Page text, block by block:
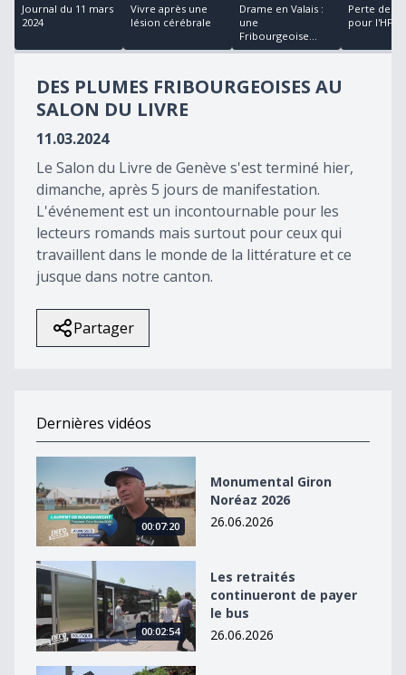
18
minutes,
seconds
Journal du 11 mars
2024
Vivre après une
lésion cérébrale
Drame en Valais :
une
Fribourgeoise...
Perte de
pour l'HFR
DES PLUMES FRIBOURGEOISES AU
SALON DU LIVRE
11.03.2024
Le Salon du Livre de Genève s'est terminé hier,
dimanche, après 5 jours de manifestation.
L'événement est un incontournable pour les
lecteurs romands mais surtout pour ceux qui
travaillent dans le monde de la littérature et ce
jusque dans notre canton.
Partager
Dernières vidéos
Monumental Giron Noréaz 2026
00:07:20
Monumental Giron
Noréaz 2026
26.06.2026
Les retraités continueront de payer le bus
00:02:54
Les retraités
continueront de payer
le bus
26.06.2026